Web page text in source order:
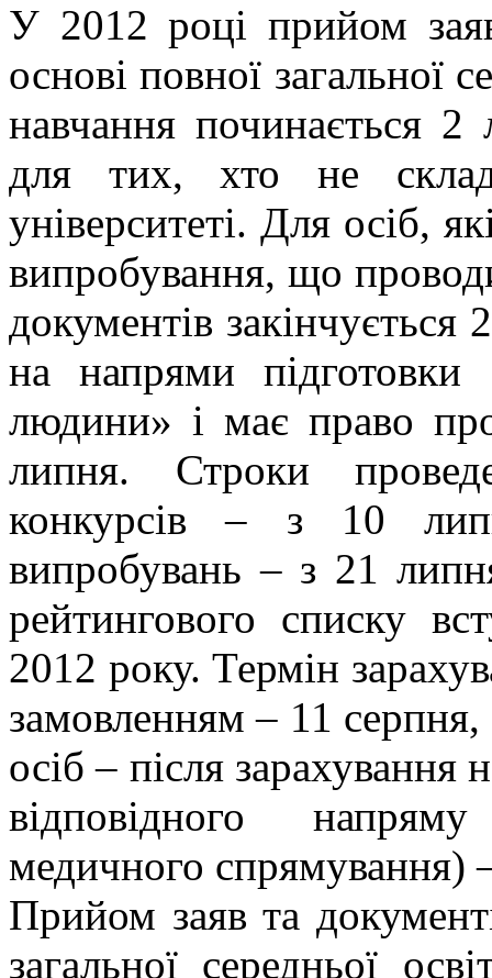
У 2012 році прийом
основі повної загальної
навчання починається 2
для тих, хто не
університеті. Для осіб,
випробування, що
документів
на напрями підготовки
людини» і має право
липня. Строки
конкурсів – з 10
випробувань – з 21
рейтингового списку
2012 року. Термін
замовленням – 11
осіб – після зарахування
відповідного
медичного спрямування)
Прийом заяв та
загальної середньої